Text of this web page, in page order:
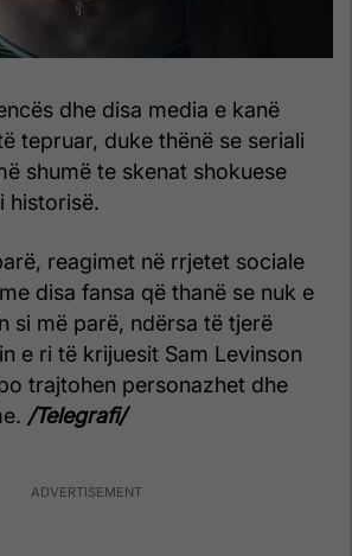
dhe disa media e kanë
tepruar, duke thënë se seriali
shumë te skenat shokuese
historisë.
reagimet në rrjetet sociale
disa fansa që thanë se nuk e
si më parë, ndërsa të tjerë
e ri të krijuesit Sam Levinson
trajtohen personazhet dhe
/Telegrafi/